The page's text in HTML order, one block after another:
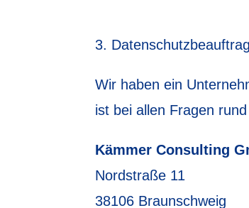
Wir haben ein
ist bei allen Fragen
Kämmer Consulting
Nordstraße 11
38106 Braunschweig